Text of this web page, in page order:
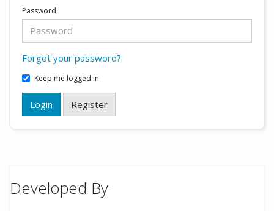
Password
Forgot your password?
Keep me logged in
Login Register
Developed By